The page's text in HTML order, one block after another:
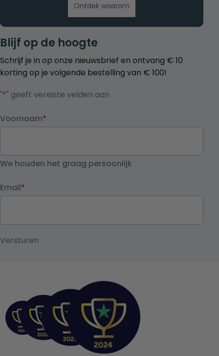
Blijf op de hoogte
Schrijf je in op onze nieuwsbrief en ontvang € 10
korting op je volgende bestelling van € 100!
"*" geeft vereiste velden aan
Voornaam*
We houden het graag persoonlijk
Email*
Ontdek waarom